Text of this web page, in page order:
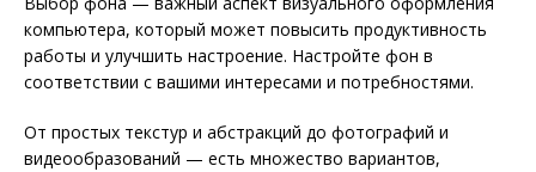
компьютера, который может повысить продуктивность
работы и улучшить настроение. Настройте фон в
соответствии с вашими интересами и потребностями.
От простых текстур и абстракций до фотографий и
видеообразований — есть множество вариантов,